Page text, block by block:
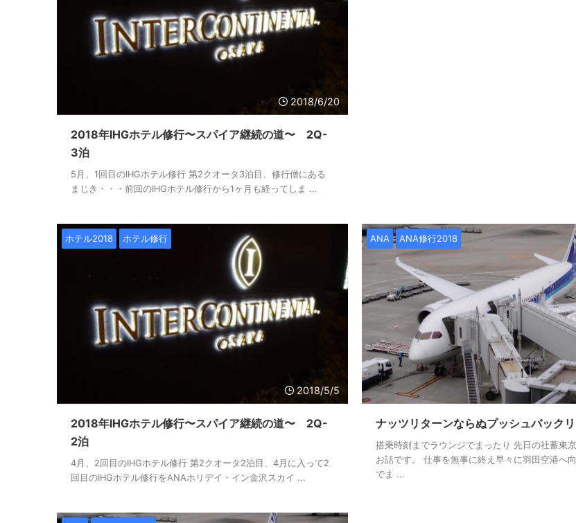
2018/6/20
2018年IHGホテル修行〜スパイア継続の道〜 2Q-
3泊
5月、1回目のIHGホテル修行 第2クオータ3泊目、修行僧にある
まじき・・・前回のIHGホテル修行から1ヶ月も経ってしま ...
2018/5/5
ホテル2018 ホテル修行
2018年IHGホテル修行〜スパイア継続の道〜 2Q-
2泊
4月、2回目のIHGホテル修行 第2クオータ2泊目、4月に入って2
回目のIHGホテル修行をANAホリデイ・イン金沢スカイ ...
ANA ANA修行2018
ナッツリターンならぬプッシュバック
搭乗時刻までラウンジでまったり 先日の社蓄東
お話です。 仕事を無事に終え早々に羽田空港へ
でま ...